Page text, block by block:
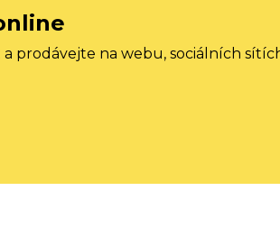
prodávejte na webu, sociálních